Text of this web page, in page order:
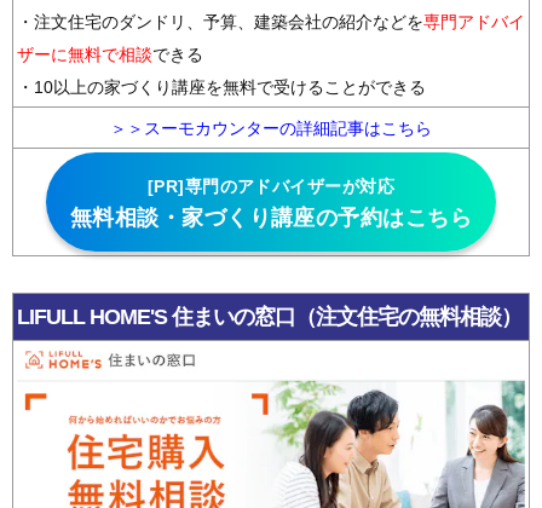
・注文住宅のダンドリ、予算、建築会社の紹介などを専門アドバイ
ザーに無料で相談できる
・10以上の家づくり講座を無料で受けることができる
＞＞スーモカウンターの詳細記事はこちら
[PR]専門のアドバイザーが対応
無料相談・家づくり講座の予約はこちら
LIFULL HOME'S 住まいの窓口 （注文住宅の無料相談）